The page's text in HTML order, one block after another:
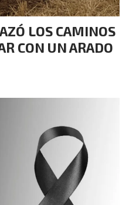
LOS CAMINOS
CON UN ARADO